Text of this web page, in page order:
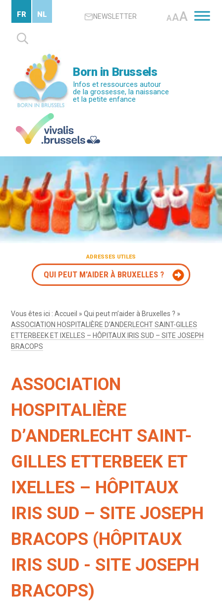
contenu
principal
NEWSLETTER AAA
Rechercher :
FR NL
Born in Brussels
Infos et ressources autour
de la grossesse, la naissance
et la petite enfance
ADRESSES UTILES
QUI PEUT M'AIDER À BRUXELLES ?
Vous êtes ici :Accueil »Qui peut m’aider à Bruxelles ? »
ASSOCIATION HOSPITALIÈRE D’ANDERLECHT SAINT-GILLES
ETTERBEEK ET IXELLES – HÔPITAUX IRIS SUD – SITE JOSEPH
BRACOPS
ASSOCIATION
HOSPITALIÈRE
D’ANDERLECHT SAINT-
GILLES ETTERBEEK ET
IXELLES – HÔPITAUX
IRIS SUD – SITE JOSEPH
BRACOPS (HÔPITAUX
IRIS SUD - SITE JOSEPH
BRACOPS)